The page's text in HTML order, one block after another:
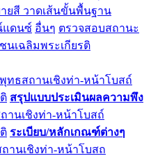
ยสี วาดเส้นขั้นพื้นฐาน
แดนซ์ อื่นๆ ตรวจสอบสถานะ
นเฉลิมพระเกียรติ
พุทธสถานเชิงท่า-หน้าโบสถ์
สรุปแบบประเมินผลความพึง
านเชิงท่า-หน้าโบสถ์
ระเบียบ/หลักเกณฑ์ต่างๆ
านเชิงท่า-หน้าโบสถ